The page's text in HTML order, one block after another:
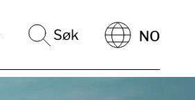
Søk NO